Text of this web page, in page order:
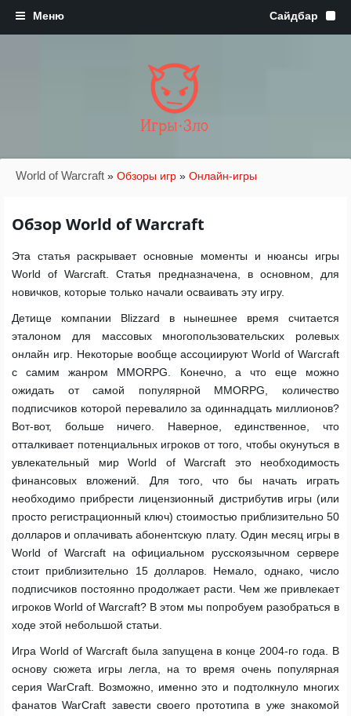
Игры·Зло
World of Warcraft » Обзоры игр » Онлайн-игры
Обзор World of Warcraft
Эта статья раскрывает основные моменты и нюансы игры
World of Warcraft. Статья предназначена, в основном, для
новичков, которые только начали осваивать эту игру.
Детище компании Blizzard в нынешнее время считается
эталоном для массовых многопользовательских ролевых
онлайн игр. Некоторые вообще ассоциируют World of Warcraft
с самим жанром MMORPG. Конечно, а что еще можно
ожидать от самой популярной MMORPG, количество
подписчиков которой перевалило за одиннадцать миллионов?
Вот-вот, больше ничего. Наверное, единственное, что
отталкивает потенциальных игроков от того, чтобы окунуться в
увлекательный мир World of Warcraft это необходимость
финансовых вложений. Для того, что бы начать играть
необходимо прибрести лицензионный дистрибутив игры (или
просто регистрационный ключ) стоимостью приблизительно 50
долларов и оплачивать абонентскую плату. Один месяц игры в
World of Warcraft на официальном русскоязычном сервере
стоит приблизительно 15 долларов. Немало, однако, число
подписчиков постоянно продолжает расти. Чем же привлекает
игроков World of Warcraft? В этом мы попробуем разобраться в
ходе этой небольшой статьи.
Игра World of Warcraft была запущена в конце 2004-го года. В
основу сюжета игры легла, на то время очень популярная
серия WarCraft. Возможно, именно это и подтолкнуло многих
фанатов WarCraft завести своего прототипа в уже знакомой